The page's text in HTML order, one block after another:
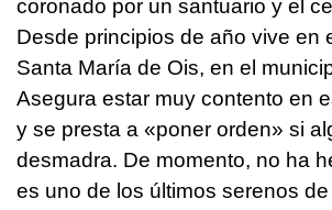
coronado por un santuario y el
Desde principios de año vive en
Santa María de Ois, en el
Asegura estar muy contento en
y se presta a «poner orden» si
desmadra. De momento, no ha
es uno de los últimos serenos